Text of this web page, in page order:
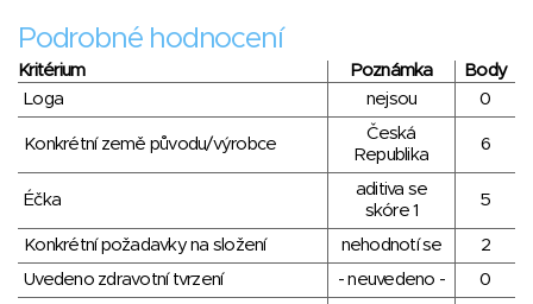
Podrobné hodnocení
Kritérium Poznámka
Body
Loga
nejsou 0
Konkrétní země původu/výrobce
Česká
Republika
6
Éčka
aditiva se
skóre 1
5
Konkrétní požadavky na složení nehodnotí se
2
Uvedeno zdravotní tvrzení
- neuvedeno -
0